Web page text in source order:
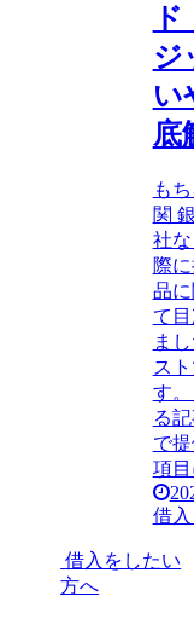
ジ
い
底
も
関
社
際
品
て
ま
ス
す
る
で
項
借
借入をしたい
方へ